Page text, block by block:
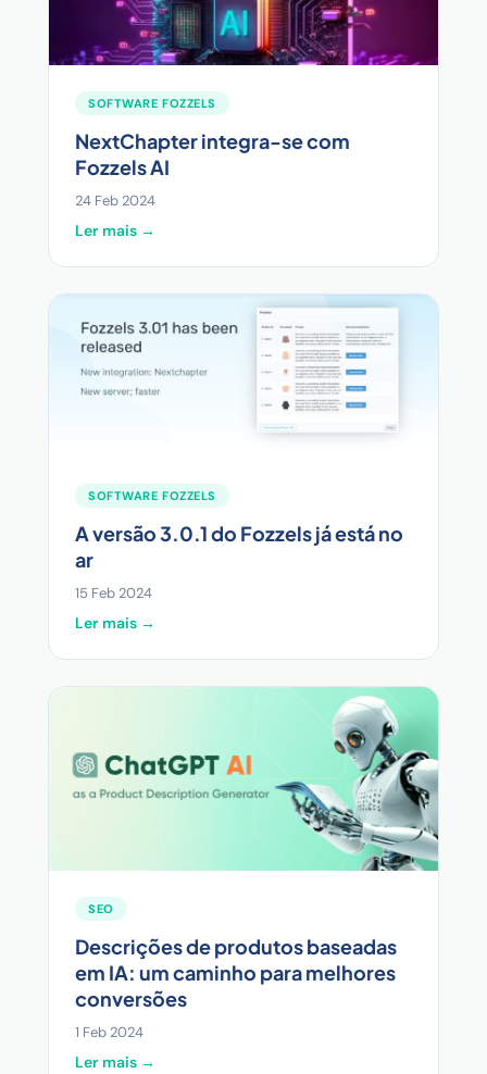
SOFTWARE FOZZELS
NextChapter integra-se com
Fozzels AI
24 Feb 2024
Ler mais →
SOFTWARE FOZZELS
A versão 3.0.1 do Fozzels já está no
ar
15 Feb 2024
Ler mais →
SEO
Descrições de produtos baseadas
em IA: um caminho para melhores
conversões
1 Feb 2024
Ler mais →